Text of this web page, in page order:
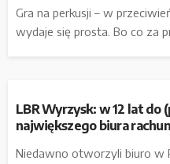
Gra na perkusji – w
wydaje się prosta. Bo co za
LBR Wyrzysk: w 12 lat do
największego biura
Niedawno otworzyli biuro w